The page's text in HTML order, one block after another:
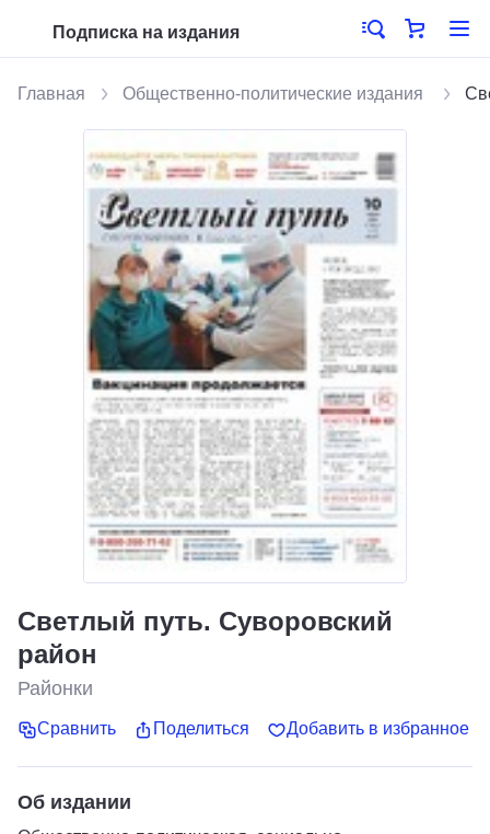
Подписка на издания
Главная Общественно-политические издания
Светлый путь. Суворовский
район
Районки
Сравнить Поделиться Добавить в избранное
Об издании